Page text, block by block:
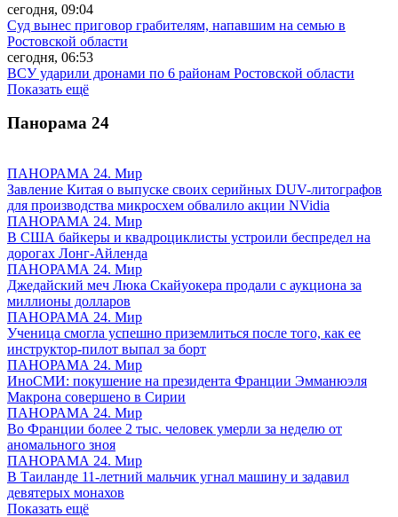
сегодня, 09:04
Суд вынес приговор грабителям, напавшим на семью в
Ростовской области
сегодня, 06:53
ВСУ ударили дронами по 6 районам Ростовской области
Показать ещё
Панорама 24
ПАНОРАМА 24. Мир
Завление Китая о выпуске своих серийных DUV-литографов
для производства микросхем обвалило акции NVidia
ПАНОРАМА 24. Мир
В США байкеры и квадроциклисты устроили беспредел на
дорогах Лонг-Айленда
ПАНОРАМА 24. Мир
Джедайский меч Люка Скайуокера продали с аукциона за
миллионы долларов
ПАНОРАМА 24. Мир
Ученица смогла успешно приземлиться после того, как ее
инструктор-пилот выпал за борт
ПАНОРАМА 24. Мир
ИноСМИ: покушение на президента Франции Эмманюэля
Макрона совершено в Сирии
ПАНОРАМА 24. Мир
Во Франции более 2 тыс. человек умерли за неделю от
аномального зноя
ПАНОРАМА 24. Мир
В Таиланде 11-летний мальчик угнал машину и задавил
девятерых монахов
Показать ещё